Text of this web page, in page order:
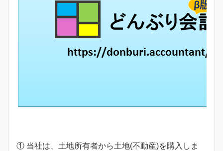
① 当社は、土地所有者から土地(不動産)を購入しま